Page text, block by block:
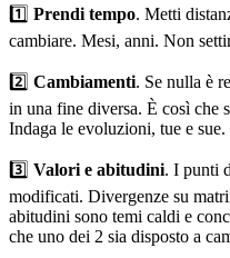
1️⃣ Prendi tempo. Metti
cambiare. Mesi, anni. Non
2️⃣ Cambiamenti. Se nulla è
in una fine diversa. È così che
Indaga le evoluzioni, tue e sue.
3️⃣ Valori e abitudini. I punti
modificati. Divergenze su
abitudini sono temi caldi e
che uno dei 2 sia disposto a